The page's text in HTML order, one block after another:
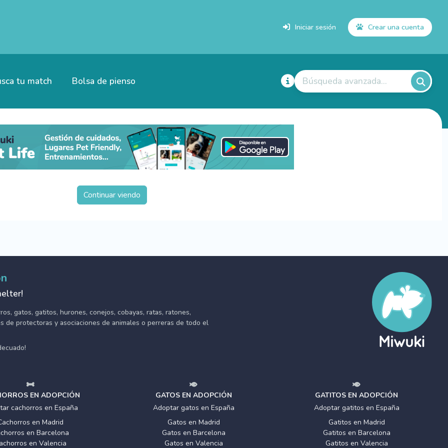
Iniciar sesión Crear una cuenta
tu match Bolsa de pienso Búsqueda avanzada...
Continuar viendo
gatos, gatitos, hurones, conejos, cobayas, ratas, ratones,
de protectoras y asociaciones de animales o perreras de todo el
EN ADOPCIÓN
cachorros en España
en Madrid
en Barcelona
en Valencia
GATOS EN ADOPCIÓN
Adoptar gatos en España
Gatos en Madrid
Gatos en Barcelona
Gatos en Valencia
GATITOS EN ADOPCIÓN
Adoptar gatitos en España
Gatitos en Madrid
Gatitos en Barcelona
Gatitos en Valencia